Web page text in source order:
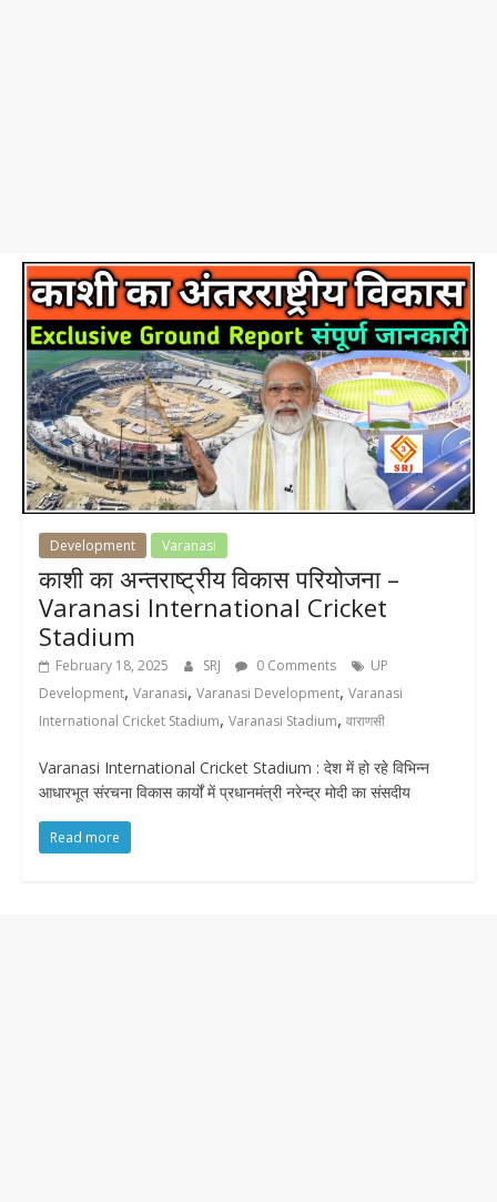
Development Varanasi
काशी का अन्तराष्ट्रीय विकास परियोजना –
Varanasi International Cricket
Stadium
February 18, 2025 SRJ 0 Comments
UP
Development, Varanasi, Varanasi Development, Varanasi
International Cricket Stadium, Varanasi Stadium, वाराणसी
Varanasi International Cricket Stadium : देश में हो रहे विभिन्न
आधारभूत संरचना विकास कार्यों में प्रधानमंत्री नरेन्द्र मोदी का संसदीय
Read more